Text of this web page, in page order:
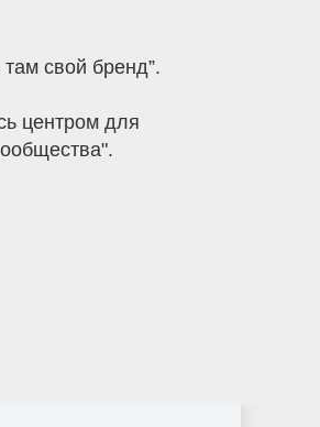
свой бренд”.
центром для